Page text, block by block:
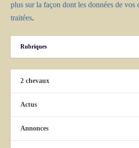
plus sur la façon dont les données de vos
traitées.
Rubriques
2 chevaux
Actus
Annonces